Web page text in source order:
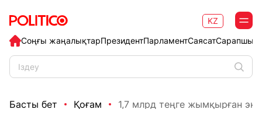
Соңғы жаңалықтарПрезидентПарламентСаясат
KZ
Басты бет Қоғам 1,7 млрд теңге жымқырған